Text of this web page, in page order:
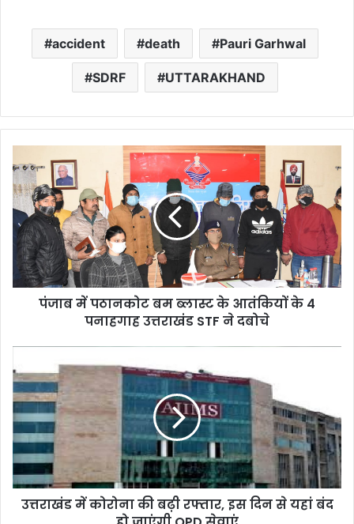
accident death Pauri Garhwal
SDRF UTTARAKHAND
में
पठानकोट
बम
ब्लास्ट
के
आतंकियों
के
4
पनाहगाह
दबोचे
पंजाब में पठानकोट बम ब्लास्ट के आतंकियों के 4
पनाहगाह उत्तराखंड STF ने दबोचे
में
कोरोना
की
बढ़ी
रफ्तार,
इस
से
यहांउत्तराखंड में कोरोना की बढ़ी रफ्तार, इस दिन से यहां बंद